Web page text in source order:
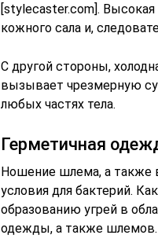
[stylecaster.com].
кожного сала и,
С другой стороны,
вызывает чрезмерную
любых частях тела.
Герметичная
Ношение шлема, а также
условия для бактерий.
образованию угрей в
одежды, а также шлемов.